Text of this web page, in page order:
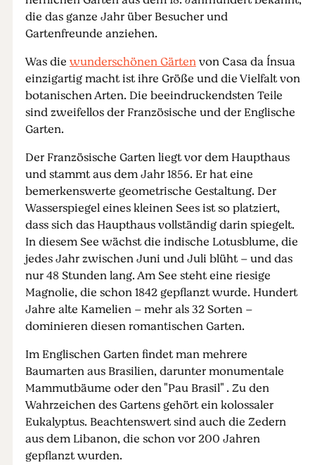
die das ganze Jahr über Besucher und
Gartenfreunde anziehen.
Was diewunderschönen Gärtenvon Casa da Ínsua
einzigartig macht ist ihre Größe und die Vielfalt von
botanischen Arten. Die beeindruckendsten Teile
sind zweifellos der Französische und der Englische
Garten.
Der Französische Garten liegt vor dem Haupthaus
und stammt aus dem Jahr 1856. Er hat eine
bemerkenswerte geometrische Gestaltung. Der
Wasserspiegel eines kleinen Sees ist so platziert,
dass sich das Haupthaus vollständig darin spiegelt.
In diesem See wächst die indische Lotusblume, die
jedes Jahr zwischen Juni und Juli blüht – und das
nur 48 Stunden lang. Am See steht eine riesige
Magnolie, die schon 1842 gepflanzt wurde. Hundert
Jahre alte Kamelien – mehr als 32 Sorten –
dominieren diesen romantischen Garten.
Im Englischen Garten findet man mehrere
Baumarten aus Brasilien, darunter monumentale
Mammutbäume oder den "Pau Brasil" . Zu den
Wahrzeichen des Gartens gehört ein kolossaler
Eukalyptus. Beachtenswert sind auch die Zedern
aus dem Libanon, die schon vor 200 Jahren
gepflanzt wurden.